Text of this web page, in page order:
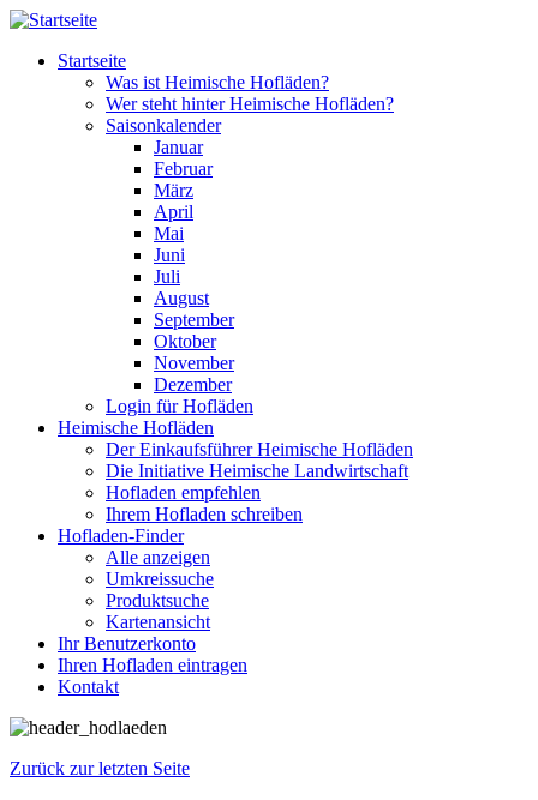
Direkt zum Inhalt
Startseite
Was ist Heimische Hofläden?
Wer steht hinter Heimische Hofläden?
Saisonkalender
Januar
Februar
März
April
Mai
Juni
Juli
August
September
Oktober
November
Dezember
Login für Hofläden
Heimische Hofläden
Der Einkaufsführer Heimische Hofläden
Die Initiative Heimische Landwirtschaft
Hofladen empfehlen
Ihrem Hofladen schreiben
Hofladen-Finder
Alle anzeigen
Umkreissuche
Produktsuche
Kartenansicht
Ihr Benutzerkonto
Ihren Hofladen eintragen
Kontakt
Zurück zur letzten Seite